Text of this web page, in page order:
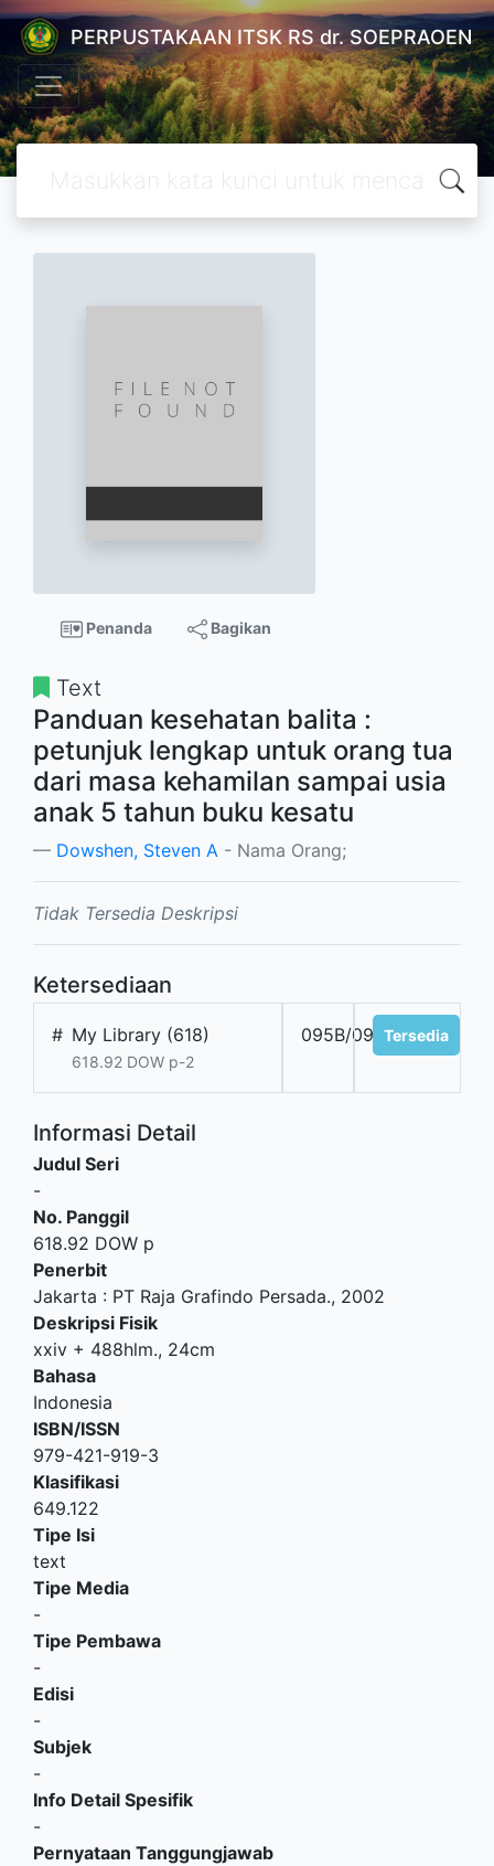
PERPUSTAKAAN ITSK RS dr. SOEPRAOEN
Penanda Bagikan
Text
Panduan kesehatan balita :
petunjuk lengkap untuk orang tua
dari masa kehamilan sampai usia
anak 5 tahun buku kesatu
Dowshen, Steven A - Nama Orang;
Tidak Tersedia Deskripsi
Ketersediaan
# My Library (618)
618.92 DOW p-2
095B/09 Tersedia
Informasi Detail
Judul Seri
-
No. Panggil
618.92 DOW p
Penerbit
Jakarta : PT Raja Grafindo Persada., 2002
Deskripsi Fisik
xxiv + 488hlm., 24cm
Bahasa
Indonesia
ISBN/ISSN
979-421-919-3
Klasifikasi
649.122
Tipe Isi
text
Tipe Media
-
Tipe Pembawa
-
Edisi
-
Subjek
-
Info Detail Spesifik
-
Pernyataan Tanggungjawab